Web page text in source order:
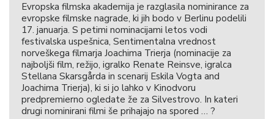
Evropska filmska akademija je razglasila nominirance za
evropske filmske nagrade, ki jih bodo v Berlinu podelili
17. januarja. S petimi nominacijami letos vodi
festivalska uspešnica, Sentimentalna vrednost
norveškega filmarja Joachima Trierja (nominacije za
najboljši film, režijo, igralko Renate Reinsve, igralca
Stellana Skarsgårda in scenarij Eskila Vogta and
Joachima Trierja), ki si jo lahko v Kinodvoru
predpremierno ogledate že za Silvestrovo. In kateri
drugi nominirani filmi še prihajajo na spored … ?